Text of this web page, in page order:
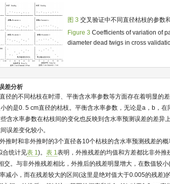
图 3 交叉验证中不同直径枯枝的参数
Figure 3 Coefficients of variation of
diameter dead twigs in cross
差分析
径的不同枯枝在时滞、平衡含水率参数等方面存在着明显的
的是0. 5 cm直径的枯枝。平衡含水率参数，无论是a，b，
含水率参数在枯枝间的变化也反映到含水率预测误差的差异
误差变化较小。
推时和非外推时的3个直径各10个枯枝的含水率预测残差的
合统计见表 1)。表 1表明，外推残差的均值和方差都比非外
交。与非外推残差相比，外推后的残差明显增大，在数值较
减小，而在残差较大的区间(这里是绝对值大于0.005的残差)